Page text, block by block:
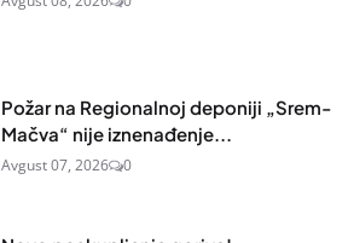
Požar na Regionalnoj deponiji „Srem-
Mačva“ nije iznenađenje...
Avgust 07, 2026 0